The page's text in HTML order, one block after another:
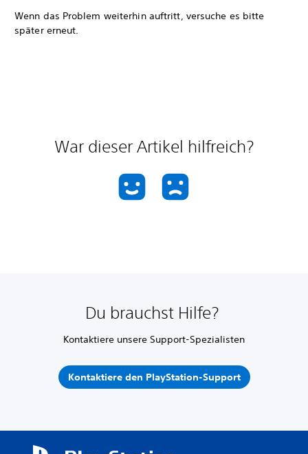
Wenn das Problem weiterhin auftritt, versuche es bitte
später erneut.
War dieser Artikel hilfreich?
Du brauchst Hilfe?
Kontaktiere unsere Support-Spezialisten
Kontaktiere den PlayStation-Support